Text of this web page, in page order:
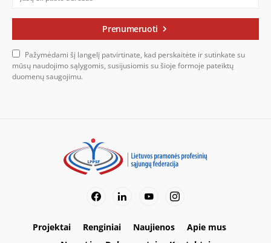
Prenumeruoti
Pažymėdami šį langelį patvirtinate, kad perskaitėte ir sutinkate su
mūsų naudojimo sąlygomis, susijusiomis su šioje formoje pateiktų
duomenų saugojimu.
Projektai Renginiai Naujienos
Apie mus